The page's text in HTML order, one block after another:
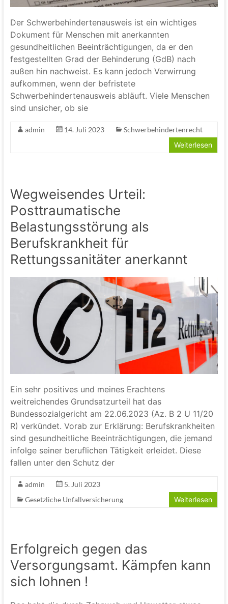
Der Schwerbehindertenausweis ist ein wichtiges
Dokument für Menschen mit anerkannten
gesundheitlichen Beeinträchtigungen, da er den
festgestellten Grad der Behinderung (GdB) nach
außen hin nachweist. Es kann jedoch Verwirrung
aufkommen, wenn der befristete
Schwerbehindertenausweis abläuft. Viele Menschen
sind unsicher, ob sie
admin 14. Juli 2023
Schwerbehindertenrecht
Weiterlesen
Wegweisendes Urteil:
Posttraumatische
Belastungsstörung als
Berufskrankheit für
Rettungssanitäter anerkannt
Ein sehr positives und meines Erachtens
weitreichendes Grundsatzurteil hat das
Bundessozialgericht am 22.06.2023 (Az. B 2 U 11/20
R) verkündet. Vorab zur Erklärung: Berufskrankheiten
sind gesundheitliche Beeinträchtigungen, die jemand
infolge seiner beruflichen Tätigkeit erleidet. Diese
fallen unter den Schutz der
admin
5. Juli 2023
Gesetzliche Unfallversicherung
Weiterlesen
Erfolgreich gegen das
Versorgungsamt. Kämpfen kann
sich lohnen !